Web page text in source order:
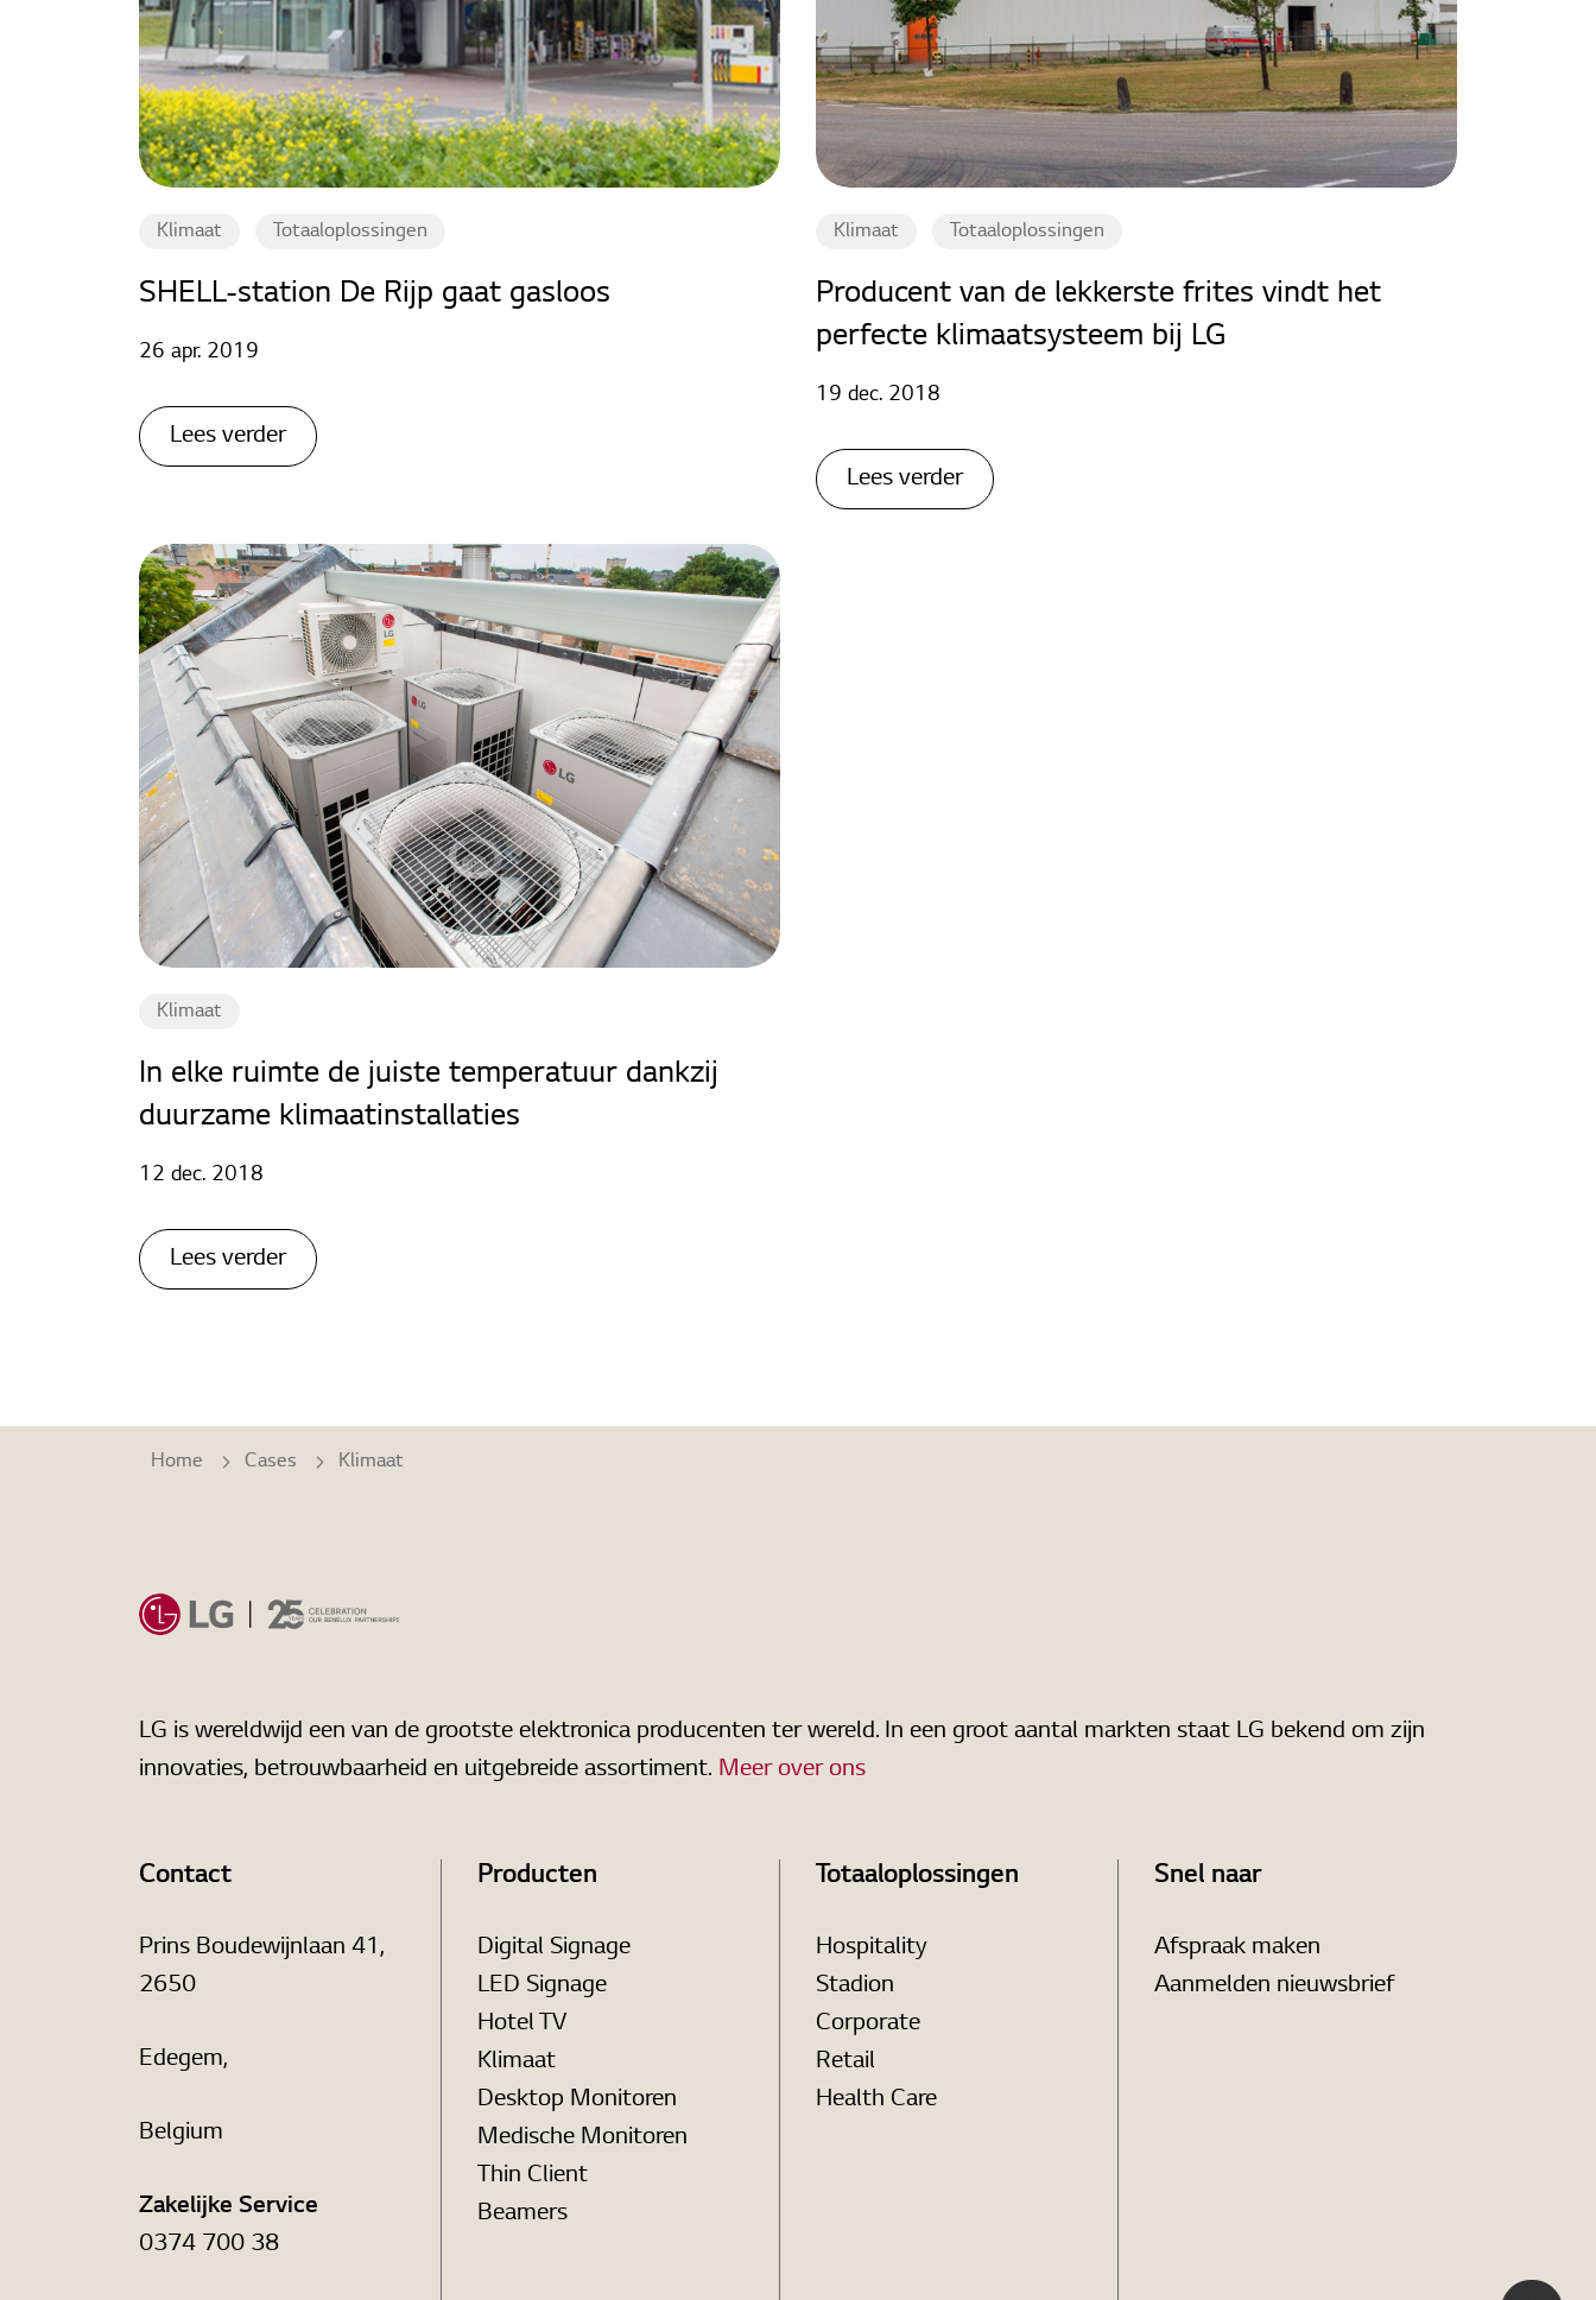
Klimaat Totaaloplossingen
SHELL-station De Rijp gaat gasloos
26 apr. 2019
Lees verder
Klimaat Totaaloplossingen
Producent van de lekkerste frites vindt het
perfecte klimaatsysteem bij LG
19 dec. 2018
Lees verder
Klimaat
In elke ruimte de juiste temperatuur dankzij
duurzame klimaatinstallaties
12 dec. 2018
Lees verder
Home Cases Klimaat
LG is wereldwijd een van de grootste elektronica producenten ter wereld. In een groot aantal markten staat LG bekend om zijn
innovaties, betrouwbaarheid en uitgebreide assortiment. Meer over ons
Contact
Prins Boudewijnlaan 41,
2650
Edegem,
Belgium
Zakelijke Service
0374 700 38
Producten
Digital Signage
LED Signage
Hotel TV
Klimaat
Desktop Monitoren
Medische Monitoren
Thin Client
Beamers
Totaaloplossingen
Hospitality
Stadion
Corporate
Retail
Health Care
Snel naar
Afspraak maken
Aanmelden nieuwsbrief